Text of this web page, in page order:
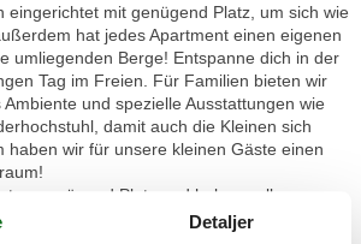
eingerichtet mit genügend Platz, um sich wie
hat jedes Apartment einen eigenen
umliegenden Berge! Entspanne dich in der
Tag im Freien. Für Familien bieten wir
und spezielle Ausstattungen wie
damit auch die Kleinen sich
haben wir für unsere kleinen Gäste einen
genügend Platz und haben voll
von der Kaffeemaschine, über das Geschirr
Detaljer